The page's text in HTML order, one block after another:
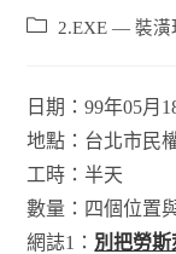
2.EXE — 裝潢
日期：99年05月
地點：台北市民
工時：半天
數量：四個位置
網誌1： 別把勞